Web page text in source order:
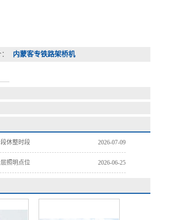
内蒙客专铁路架桥机
2026-07-09
休整时段
2026-06-25
照明点位